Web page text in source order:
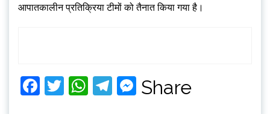
आपातकालीन प्रतिक्रिया टीमों को तैनात किया गया है।
Facebook
Twitter
WhatsApp
Telegram
Messenger
Share